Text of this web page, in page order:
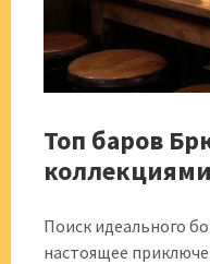
Топ баров
Поиск идеального
настоящее